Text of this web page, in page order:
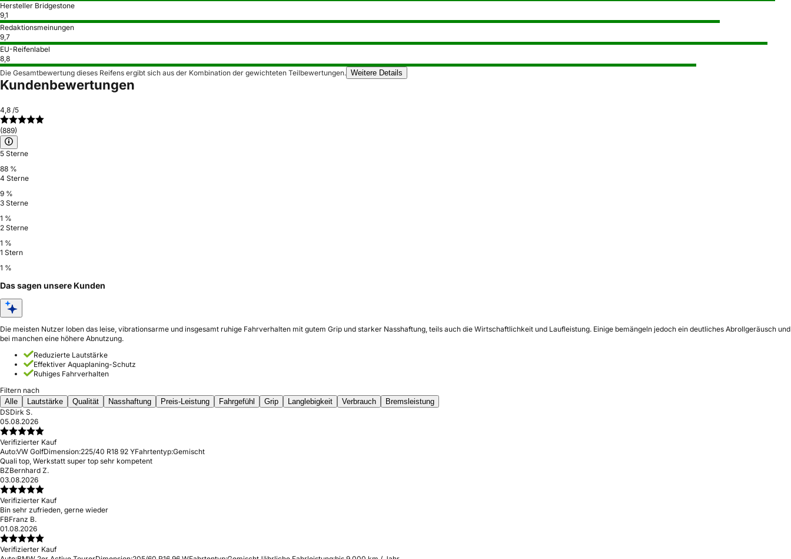
Hersteller Bridgestone
9,1
Redaktionsmeinungen
9,7
EU-Reifenlabel
8,8
Die Gesamtbewertung dieses Reifens ergibt sich aus der Kombination der gewichteten Teilbewertungen. Weitere Details
Kundenbewertungen
4,8 /5
(889)
5 Sterne
88 %
4 Sterne
9 %
3 Sterne
1 %
2 Sterne
1 %
1 Stern
1 %
Das sagen unsere Kunden
Die meisten Nutzer loben das leise, vibrationsarme und insgesamt ruhige Fahrverhalten mit gutem Grip und starker Nasshaftung, teils auch die Wirtschaftlichkeit und Laufleistung. Einige bemängeln jedoch ein deutliches Abrollgeräusch und
bei manchen eine höhere Abnutzung.
Reduzierte Lautstärke
Effektiver Aquaplaning-Schutz
Ruhiges Fahrverhalten
Filtern nach
Alle
Lautstärke Qualität Nasshaftung Preis-Leistung Fahrgefühl Grip Langlebigkeit Verbrauch
Bremsleistung
DSDirk S.
05.08.2026
Verifizierter Kauf
Auto:VW GolfDimension:225/40 R18 92 YFahrtentyp:Gemischt
Quali top, Werkstatt super top sehr kompetent
BZBernhard Z.
03.08.2026
Verifizierter Kauf
Bin sehr zufrieden, gerne wieder
FBFranz B.
01.08.2026
Verifizierter Kauf